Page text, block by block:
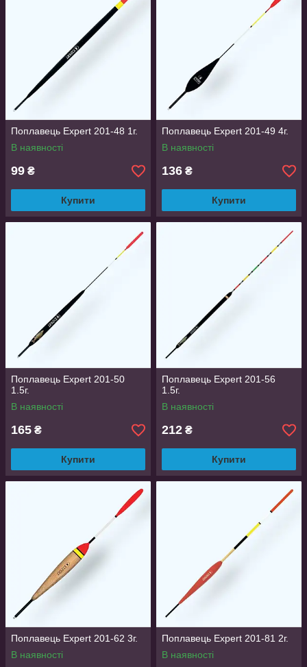
Поплавець Expert 201-48 1г.
В наявності
99 ₴
Купити
Поплавець Expert 201-49 4г.
В наявності
136 ₴
Купити
Поплавець Expert 201-50
1.5г.
В наявності
165 ₴
Купити
Поплавець Expert 201-56
1.5г.
В наявності
212 ₴
Купити
Поплавець Expert 201-62 3г.
В наявності
Поплавець Expert 201-81 2г.
В наявності